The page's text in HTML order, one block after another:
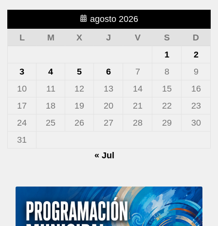
agosto 2026
L
M X J V S
D
1
2
3
4 5 6 7 8
9
10
11 12 13 14 15
16
17
18 19 20 21 22
23
24
25 26 27 28 29
30
31
« Jul